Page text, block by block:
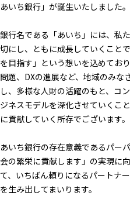
あいち銀行」が誕生いたしました。
銀行名である「あいち」には、私
切にし、ともに成長していくこと
を目指す」という想いを込めてお
問題、DXの進展など、地域のみな
し、多様な人財の活躍のもと、コ
ジネスモデルを深化させていくこ
に貢献していく所存でございます。
あいち銀行の存在意義であるパー
会の繁栄に貢献します」の実現に
て、いちばん頼りになるパートナ
を生み出してまいります。